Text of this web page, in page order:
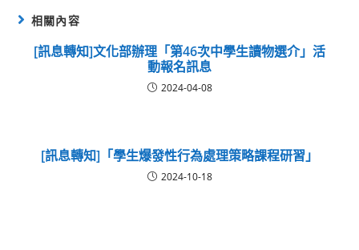
相關內容
[訊息轉知]文化部辦理「第46次中學生讀物選介」活
動報名訊息
2024-04-08
[訊息轉知]「學生爆發性行為處理策略課程研習」
2024-10-18